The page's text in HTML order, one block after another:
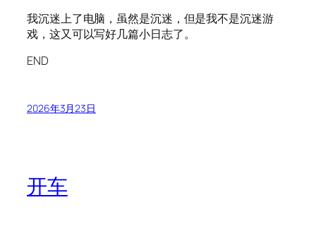
我沉迷上了电脑，虽然是沉迷，但是我不是沉迷游
戏，这又可以写好几篇小日志了。
END
2026年3月23日
开车